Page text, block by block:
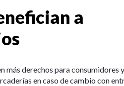
a
más derechos para consumidores
en caso de cambio con